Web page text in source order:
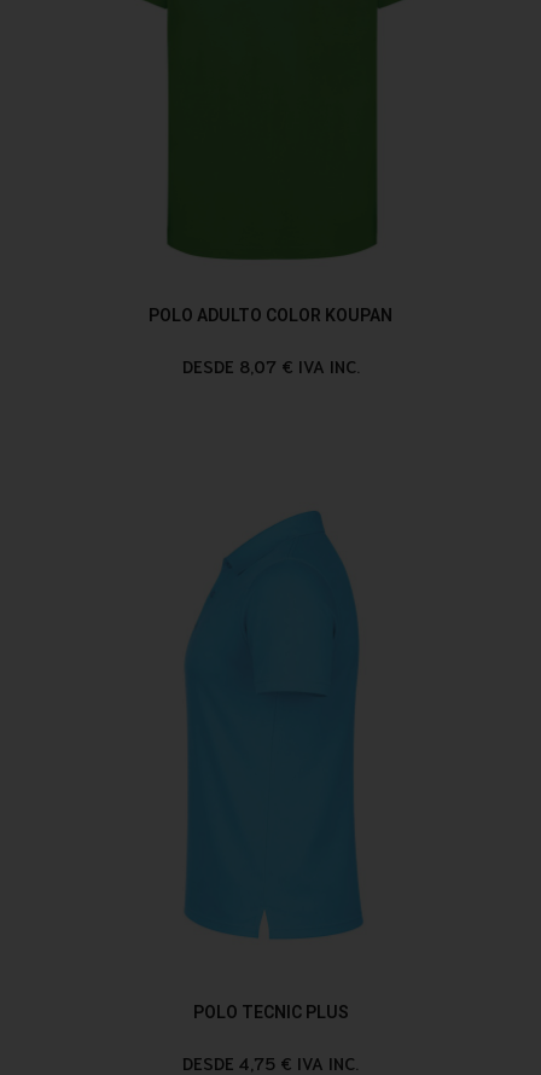
POLO ADULTO COLOR KOUPAN
DESDE 8,07 € IVA INC.
POLO TECNIC PLUS
DESDE 4,75 € IVA INC.